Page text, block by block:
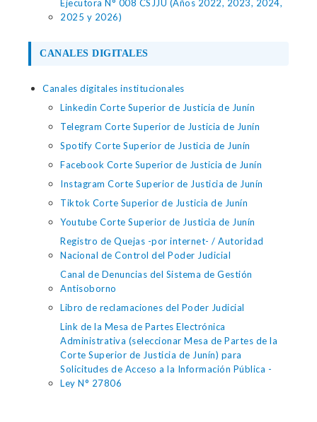
Ejecutora N° 008 CSJJU (Años 2022, 2023, 2024,
2025 y 2026)
CANALES DIGITALES
Canales digitales institucionales
Linkedin Corte Superior de Justicia de Junín
Telegram Corte Superior de Justicia de Junín
Spotify Corte Superior de Justicia de Junín
Facebook Corte Superior de Justicia de Junín
Instagram Corte Superior de Justicia de Junín
Tiktok Corte Superior de Justicia de Junín
Youtube Corte Superior de Justicia de Junín
Registro de Quejas -por internet- / Autoridad
Nacional de Control del Poder Judicial
Canal de Denuncias del Sistema de Gestión
Antisoborno
Libro de reclamaciones del Poder Judicial
Link de la Mesa de Partes Electrónica
Administrativa (seleccionar Mesa de Partes de la
Corte Superior de Justicia de Junín) para
Solicitudes de Acceso a la Información Pública -
Ley N° 27806